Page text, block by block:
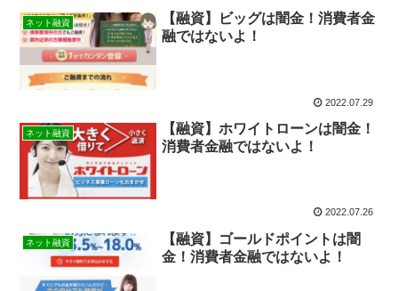
ネット融資
【融資】ビッグは闇金！消費者金
融ではないよ！
2022.07.29
ネット融資
【融資】ホワイトローンは闇金！
消費者金融ではないよ！
2022.07.26
ネット融資
【融資】ゴールドポイントは闇
金！消費者金融ではないよ！